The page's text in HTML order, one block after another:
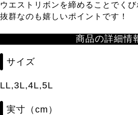
ウエストリボンを締めることでく
抜群なのも嬉しいポイントです！
商品の詳細情
サイズ
LL,3L,4L,5L
実寸（cm）